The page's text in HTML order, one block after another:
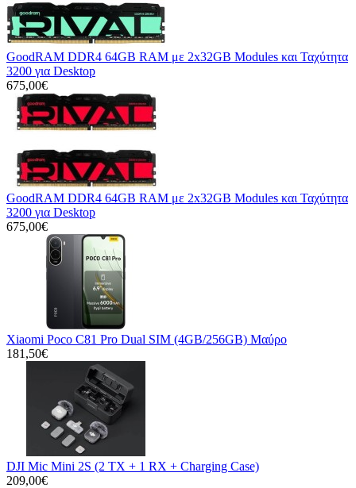
GoodRAM DDR4 64GB RAM με 2x32GB Modules και Ταχύτητα
3200 για Desktop
675,00€
GoodRAM DDR4 64GB RAM με 2x32GB Modules και Ταχύτητα
3200 για Desktop
675,00€
Xiaomi Poco C81 Pro Dual SIM (4GB/256GB) Μαύρο
181,50€
DJI Mic Mini 2S (2 TX + 1 RX + Charging Case)
209,00€